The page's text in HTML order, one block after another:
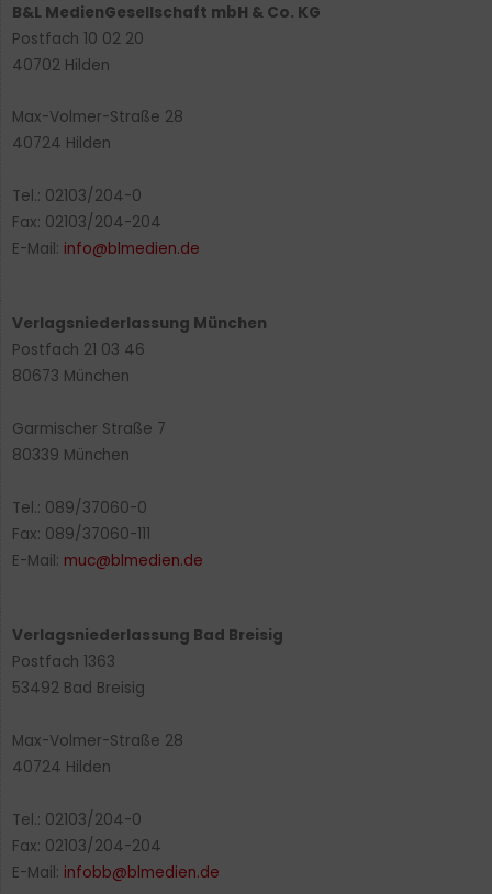
B&L MedienGesellschaft mbH & Co. KG
Postfach 10 02 20
40702 Hilden
Max-Volmer-Straße 28
40724 Hilden
Tel.: 02103/204-0
Fax: 02103/204-204
E-Mail: info@blmedien.de
Verlagsniederlassung München
Postfach 21 03 46
80673 München
Garmischer Straße 7
80339 München
Tel.: 089/37060-0
Fax: 089/37060-111
E-Mail: muc@blmedien.de
Verlagsniederlassung Bad Breisig
Postfach 1363
53492 Bad Breisig
Max-Volmer-Straße 28
40724 Hilden
Tel.: 02103/204-0
Fax: 02103/204-204
E-Mail: infobb@blmedien.de